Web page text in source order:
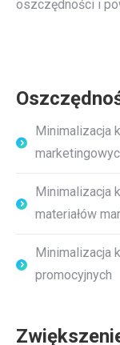
oszczędności i
Minimalizacja
Minimalizacja
materiałów
Minimalizacja
promocyjnych